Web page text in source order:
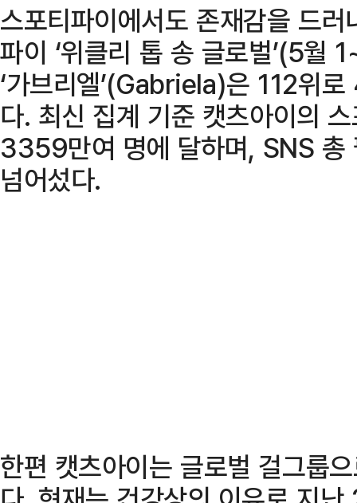
스포티파이에서도 존재감을 드러
파이 ‘위클리 톱 송 글로벌’(5월
‘가브리엘’(Gabriela)은 112위
다. 최신 집계 기준 캣츠아이의
3359만여 명에 달하며, SNS
넘어섰다.
한편 캣츠아이는 글로벌 걸그룹